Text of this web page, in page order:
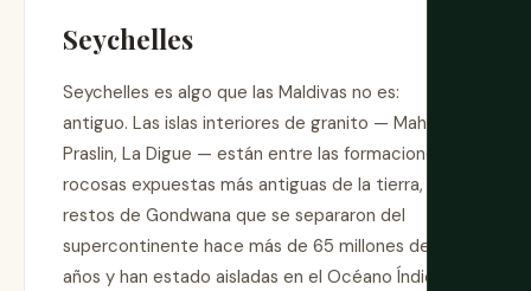
Seychelles
Seychelles es algo que las Maldivas no es:
antiguo. Las islas interiores de granito — Mahé,
Praslin, La Digue — están entre las formaciones
rocosas expuestas más antiguas de la tierra,
restos de Gondwana que se separaron del
supercontinente hace más de 65 millones de
años y han estado aisladas en el Océano Índico